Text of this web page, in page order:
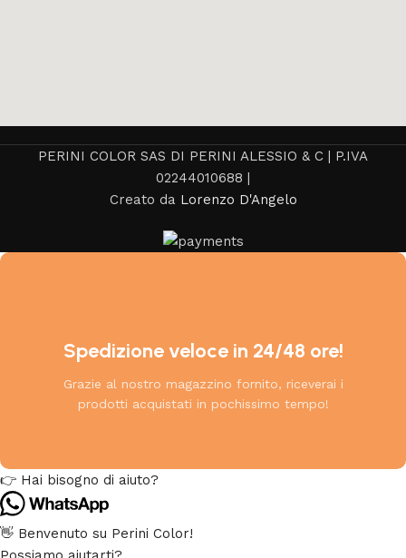
PERINI COLOR SAS DI PERINI ALESSIO & C | P.IVA
02244010688 |
Creato da Lorenzo D'Angelo
Spedizione veloce in 24/48 ore!
Grazie al nostro magazzino fornito, riceverai i
prodotti acquistati in pochissimo tempo!
👉 Hai bisogno di aiuto?
👋 Benvenuto su Perini Color!